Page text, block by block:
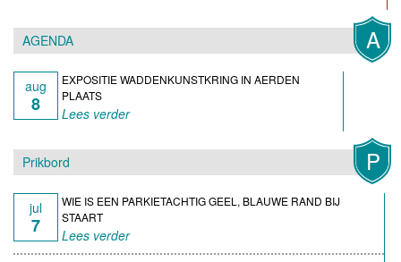
AGENDA A
aug
8
EXPOSITIE WADDENKUNSTKRING IN AERDEN
PLAATS
Lees verder
Prikbord P
jul
7
WIE IS EEN PARKIETACHTIG GEEL, BLAUWE RAND BIJ
STAART
Lees verder